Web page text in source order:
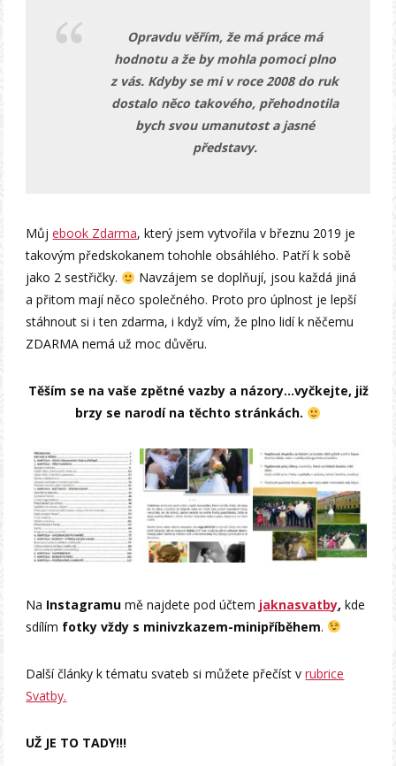
Opravdu věřím, že má práce má
hodnotu a že by mohla pomoci plno
z vás. Kdyby se mi v roce 2008 do ruk
dostalo něco takového, přehodnotila
bych svou umanutost a jasné
představy.
Můjebook Zdarma, který jsem vytvořila v březnu 2019 je
takovým předskokanem tohohle obsáhlého. Patří k sobě
jako 2 sestřičky.
Navzájem se doplňují, jsou každá jiná
a přitom mají něco společného. Proto pro úplnost je lepší
stáhnout si i ten zdarma, i když vím, že plno lidí k něčemu
ZDARMA nemá už moc důvěru.
Těším se na vaše zpětné vazby a názory…vyčkejte, již
brzy se narodí na těchto stránkách.
Na Instagramu mě najdete pod účtem jaknasvatby,kde
sdílím fotky vždy s minivzkazem-minipříběhem.
Další články k tématu svateb si můžete přečíst vrubrice
Svatby.
UŽ JE TO TADY!!!